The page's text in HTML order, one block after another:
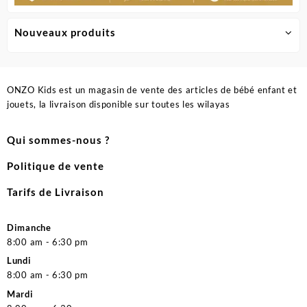
Nouveaux produits
ONZO Kids est un magasin de vente des articles de bébé enfant et
jouets, la livraison disponible sur toutes les wilayas
Qui sommes-nous ?
Politique de vente
Tarifs de Livraison
Dimanche
8:00 am - 6:30 pm
Lundi
8:00 am - 6:30 pm
Mardi